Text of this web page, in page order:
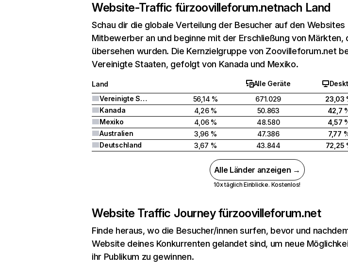
Website-Traffic fürzoovilleforum.netnach Land
Schau dir die globale Verteilung der Besucher auf den Websites
Mitbewerber an und beginne mit der Erschließung von Märkten,
übersehen wurden. Die Kernzielgruppe von Zoovilleforum.net
Vereinigte Staaten, gefolgt von Kanada und Mexiko.
Land Alle Geräte
Vereinigte Staaten
56,14 % 671.029
23,03
Kanada
4,26 % 50.863
42,7
Mexiko
4,06 % 48.580
4,57
Australien
3,96 % 47.386
7,77
Deutschland
3,67 % 43.844 72,25
Alle Länder anzeigen →
10x täglich Einblicke. Kostenlos!
Website Traffic Journey fürzoovilleforum.net
Finde heraus, wo die Besucher/innen surfen, bevor und
Website deines Konkurrenten gelandet sind, um neue
ihr Publikum zu gewinnen.